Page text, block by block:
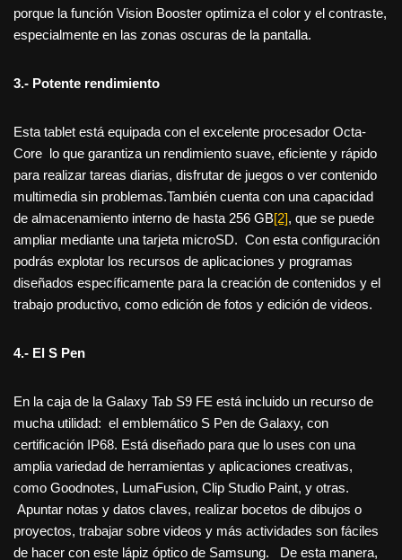
porque la función Vision Booster optimiza el color y el contraste,
especialmente en las zonas oscuras de la pantalla.
3.- Potente rendimiento
Esta tablet está equipada con el excelente procesador Octa-
Core lo que garantiza un rendimiento suave, eficiente y rápido
para realizar tareas diarias, disfrutar de juegos o ver contenido
multimedia sin problemas.También cuenta con una capacidad
de almacenamiento interno de hasta 256 GB[2], que se puede
ampliar mediante una tarjeta microSD. Con esta configuración
podrás explotar los recursos de aplicaciones y programas
diseñados específicamente para la creación de contenidos y el
trabajo productivo, como edición de fotos y edición de videos.
4.- El S Pen
En la caja de la Galaxy Tab S9 FE está incluido un recurso de
mucha utilidad: el emblemático S Pen de Galaxy, con
certificación IP68. Está diseñado para que lo uses con una
amplia variedad de herramientas y aplicaciones creativas,
como Goodnotes, LumaFusion, Clip Studio Paint, y otras.
Apuntar notas y datos claves, realizar bocetos de dibujos o
proyectos, trabajar sobre videos y más actividades son fáciles
de hacer con este lápiz óptico de Samsung. De esta manera,